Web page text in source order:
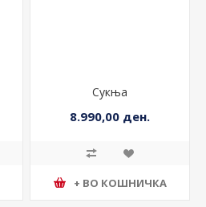
Сукња
8.990,00 ден.
+ ВО КОШНИЧКА